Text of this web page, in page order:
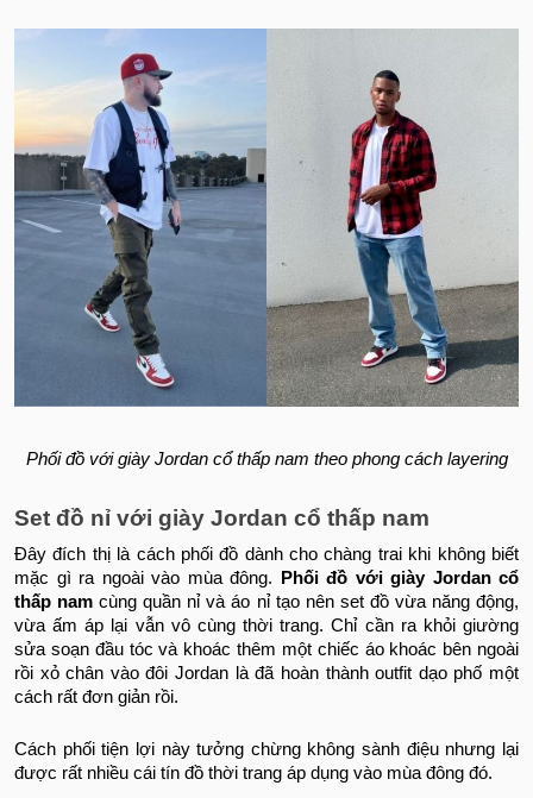
Phối đồ với giày Jordan cổ thấp nam theo phong cách layering
Set đồ nỉ với giày Jordan cổ thấp nam
Đây đích thị là cách phối đồ dành cho chàng trai khi không biết
mặc gì ra ngoài vào mùa đông.
Phối đồ với giày Jordan cổ
thấp nam cùng quần nỉ và áo nỉ tạo nên set đồ vừa năng động,
vừa ấm áp lại vẫn vô cùng thời trang. Chỉ cần ra khỏi giường
sửa soạn đầu tóc và khoác thêm một chiếc áo khoác bên ngoài
rồi xỏ chân vào đôi Jordan là đã hoàn thành outfit dạo phố một
cách rất đơn giản rồi.
Cách phối tiện lợi này tưởng chừng không sành điệu nhưng lại
được rất nhiều cái tín đồ thời trang áp dụng vào mùa đông đó.